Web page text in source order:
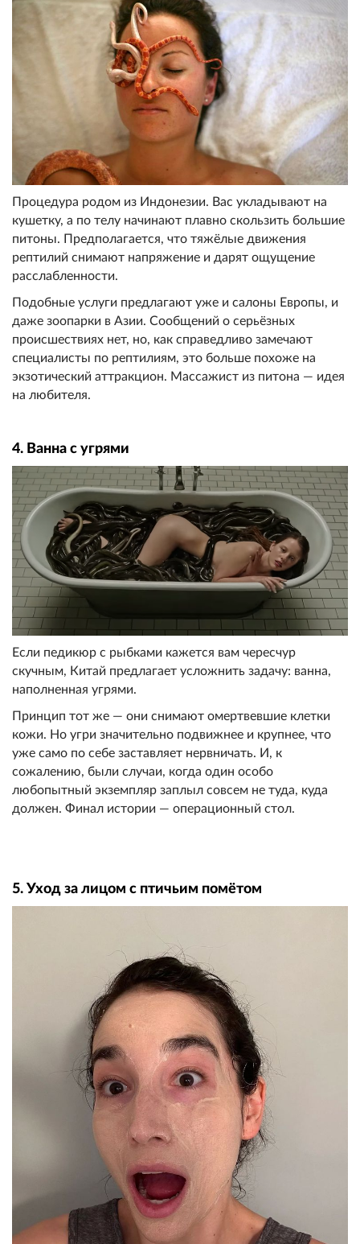
Процедура родом из Индонезии. Вас укладывают на
кушетку, а по телу начинают плавно скользить большие
питоны. Предполагается, что тяжёлые движения
рептилий снимают напряжение и дарят ощущение
расслабленности.
Подобные услуги предлагают уже и салоны Европы, и
даже зоопарки в Азии. Сообщений о серьёзных
происшествиях нет, но, как справедливо замечают
специалисты по рептилиям, это больше похоже на
экзотический аттракцион. Массажист из питона — идея
на любителя.
4. Ванна с угрями
Если педикюр с рыбками кажется вам чересчур
скучным, Китай предлагает усложнить задачу: ванна,
наполненная угрями.
Принцип тот же — они снимают омертвевшие клетки
кожи. Но угри значительно подвижнее и крупнее, что
уже само по себе заставляет нервничать. И, к
сожалению, были случаи, когда один особо
любопытный экземпляр заплыл совсем не туда, куда
должен. Финал истории — операционный стол.
5. Уход за лицом с птичьим помётом